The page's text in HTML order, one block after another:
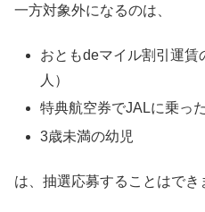
一方対象外になるのは、
おともdeマイル割引運賃
人）
特典航空券でJALに乗っ
3歳未満の幼児
は、抽選応募することはでき